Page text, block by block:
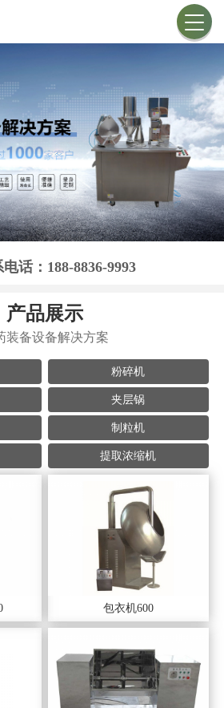
话：188-8836-9993
产品展示
装备设备解决方案
粉碎机
夹层锅
制粒机
提取浓缩机
包衣机600